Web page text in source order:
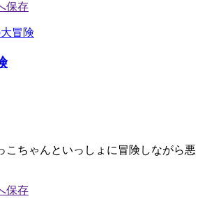
こちゃんといっしょに冒険しながら悪